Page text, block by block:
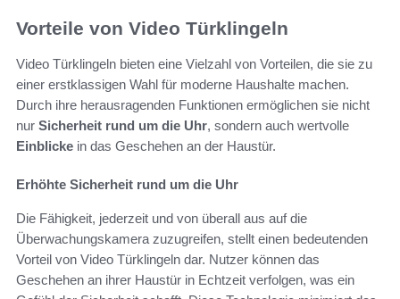
Vorteile von Video Türklingeln
Video Türklingeln bieten eine Vielzahl von Vorteilen, die sie zu
einer erstklassigen Wahl für moderne Haushalte machen.
Durch ihre herausragenden Funktionen ermöglichen sie nicht
nur Sicherheit rund um die Uhr, sondern auch wertvolle
Einblicke in das Geschehen an der Haustür.
Erhöhte Sicherheit rund um die Uhr
Die Fähigkeit, jederzeit und von überall aus auf die
Überwachungskamera zuzugreifen, stellt einen bedeutenden
Vorteil von Video Türklingeln dar. Nutzer können das
Geschehen an ihrer Haustür in Echtzeit verfolgen, was ein